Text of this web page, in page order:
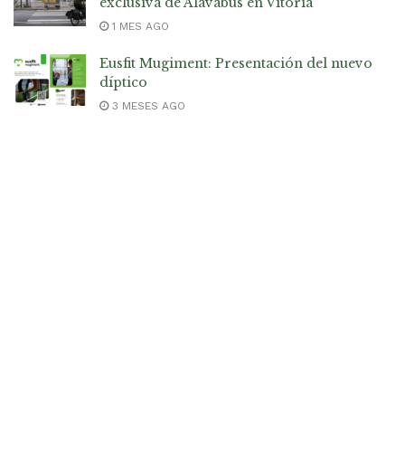
1 MES AGO
Eusfit Mugiment: Presentación del nuevo
díptico
3 MESES AGO